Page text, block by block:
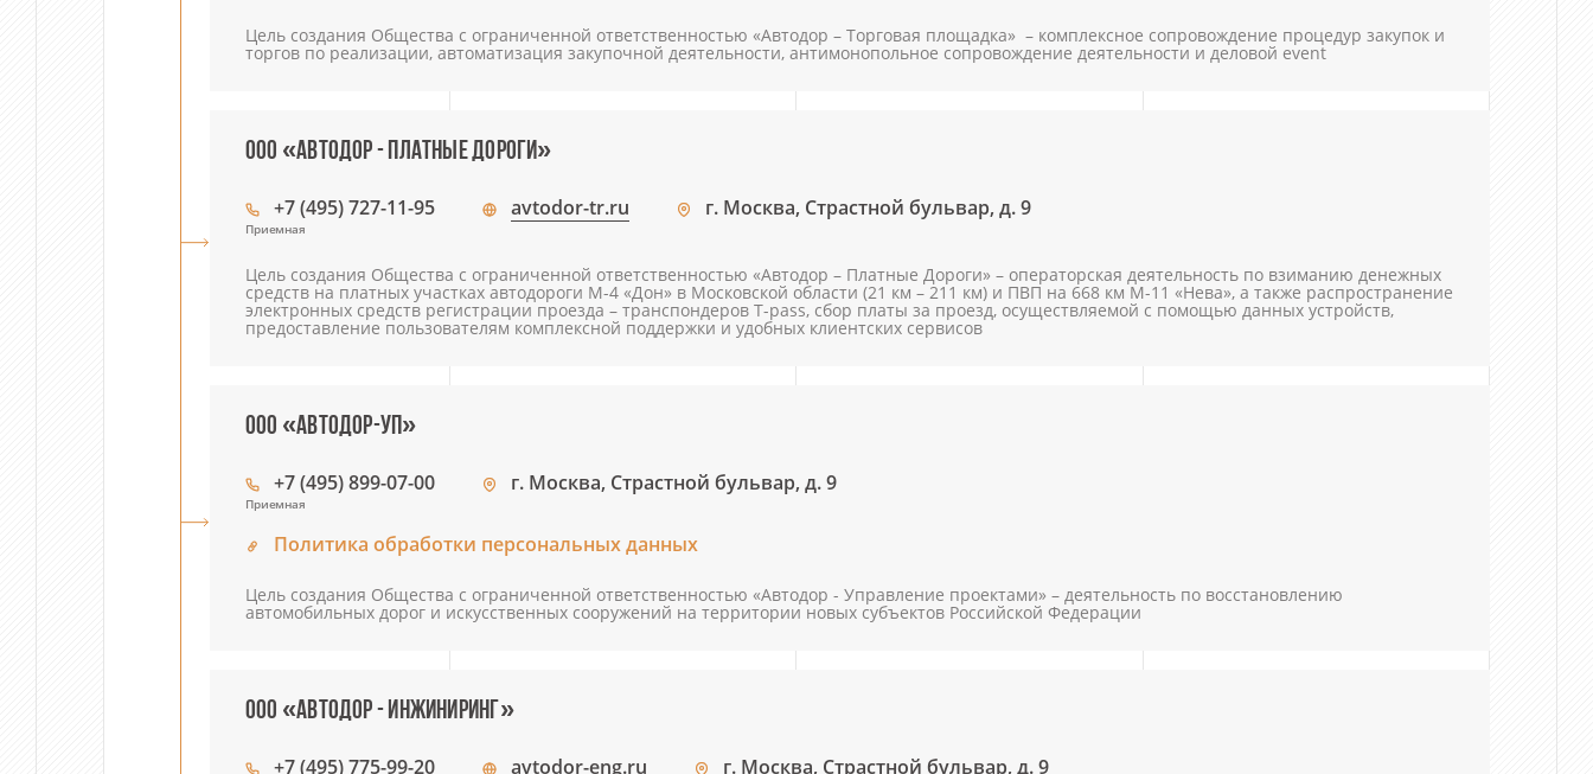
Цель создания Общества с ограниченной ответственностью «Автодор – Торговая площадка» – комплексное сопровождение процедур закупок и
торгов по реализации, автоматизация закупочной деятельности, антимонопольное сопровождение деятельности и деловой event
ООО «АВТОДОР - ПЛАТНЫЕ ДОРОГИ»
+7 (495) 727-11-95
Приемная
avtodor-tr.ru г. Москва, Страстной бульвар, д. 9
Цель создания Общества с ограниченной ответственностью «Автодор – Платные Дороги» – операторская деятельность по взиманию денежных
средств на платных участках автодороги М-4 «Дон» в Московской области (21 км – 211 км) и ПВП на 668 км М-11 «Нева», а также распространение
электронных средств регистрации проезда – транспондеров T-pass, сбор платы за проезд, осуществляемой с помощью данных устройств,
предоставление пользователям комплексной поддержки и удобных клиентских сервисов
ООО «АВТОДОР-УП»
+7 (495) 899-07-00
Приемная
г. Москва, Страстной бульвар, д. 9
Политика обработки персональных данных
Цель создания Общества с ограниченной ответственностью «Автодор - Управление проектами» – деятельность по восстановлению
автомобильных дорог и искусственных сооружений на территории новых субъектов Российской Федерации
ООО «АВТОДОР - ИНЖИНИРИНГ»
+7 (495) 775-99-20 avtodor-eng.ru г. Москва, Страстной бульвар, д. 9